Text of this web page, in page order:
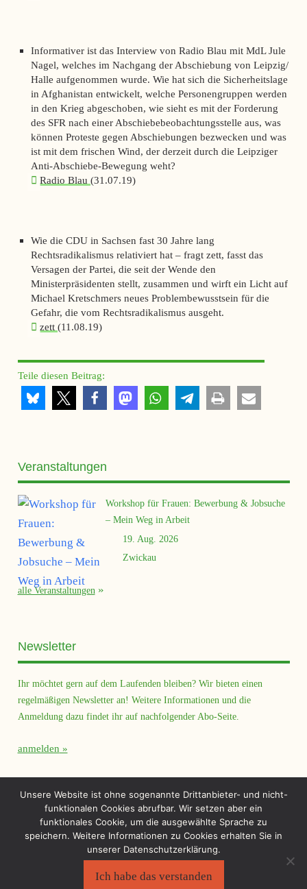
Informativer ist das Interview von Radio Blau mit MdL Jule
Nagel, welches im Nachgang der Abschiebung von Leipzig/
Halle aufgenommen wurde. Wie hat sich die Sicherheitslage
in Afghanistan entwickelt, welche Personengruppen werden
in den Krieg abgeschoben, wie sieht es mit der Forderung
des SFR nach einer Abschiebebeobachtungsstelle aus, was
können Proteste gegen Abschiebungen bezwecken und was
ist mit dem frischen Wind, der derzeit durch die Leipziger
Anti-Abschiebe-Bewegung weht?
Radio Blau(31.07.19)
Wie die CDU in Sachsen fast 30 Jahre lang
Rechtsradikalismus relativiert hat – fragt zett, fasst das
Versagen der Partei, die seit der Wende den
Ministerpräsidenten stellt, zusammen und wirft ein Licht auf
Michael Kretschmers neues Problembewusstsein für die
Gefahr, die vom Rechtsradikalismus ausgeht.
zett(11.08.19)
Teile diesen Beitrag:
Veranstaltungen
Workshop für Frauen: Bewerbung & Jobsuche
– Mein Weg in Arbeit
19. Aug. 2026
Zwickau
alle Veranstaltungen
Newsletter
Ihr möchtet gern auf dem Laufenden bleiben? Wir bieten einen
regelmäßigen Newsletter an! Weitere Informationen und die
Anmeldung dazu findet ihr auf nachfolgender Abo-Seite.
anmelden
Unsere Website ist ohne sogenannte Drittanbieter- und nicht-
funktionalen Cookies abrufbar. Wir setzen aber ein
funktionales Cookie, um die ausgewählte Sprache zu
speichern. Weitere Informationen zu Cookies erhalten Sie in
unserer Datenschutzerklärung.
Ich habe das verstanden